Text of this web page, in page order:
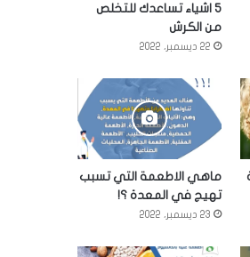
5 اشياء تساعدك للتخلص
من الكرش
22 ديسمبر، 2022
ماهي الاطعمة التي تسبب
تهيج في المعدة ؟!
23 ديسمبر، 2022